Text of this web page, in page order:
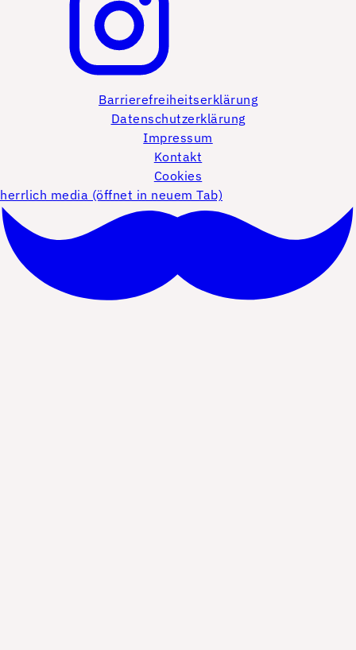
Barrierefreiheitserklärung
Datenschutzerklärung
Impressum
Kontakt
Cookies
herrlich media (öffnet in neuem Tab)